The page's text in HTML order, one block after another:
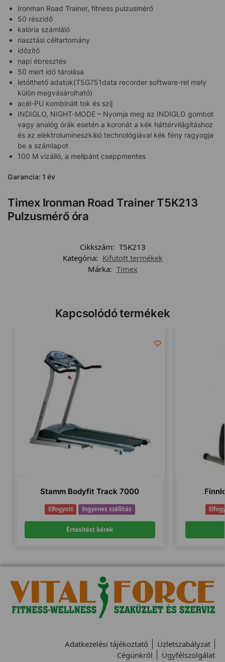
Ironman Road Trainer, fitness pulzusmérő
50 részidő
kalória számláló
riasztási céltartomány
időzítő
napi ébresztés
50 mert idő tárolása
letölthető adatok(T5G751data recorder software-rel mely
külön megvásárolható)
acél-PU kombinált tok és szíj
INDIGLO, NIGHT-MODE – Nyomja meg az INDIGLO gombot
vagy analóg órák esetén a koronát a kék háttérvilágításhoz
és az elektrolumineszkáló technológiával kék fény ragyogja
be a számlapot
100 M vízálló, a mellpánt cseppmentes
Garancia: 1 év
Timex Ironman Road Trainer T5K213
Pulzusmérő óra
Cikkszám: T5K213
Kategória: Kifutott termékek
Márka: Timex
Kapcsolódó termékek
Stamm Bodyfit Track 7000
Elfogyott Ingyenes szállítás
Értesítést kérek
Adatkezelési tájékoztató
Üzletszabályzat
Cégünkről
Ügyfélszolgálat